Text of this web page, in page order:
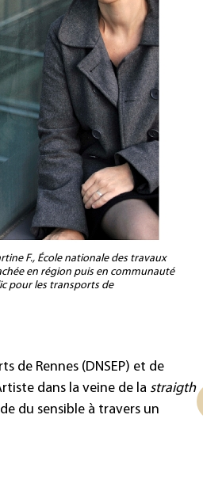
F., École nationale des travaux
en région puis en communauté
pour les transports de
de Rennes (DNSEP) et de
dans la veine de la straigth
du sensible à travers un